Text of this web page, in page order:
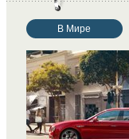
В Мире